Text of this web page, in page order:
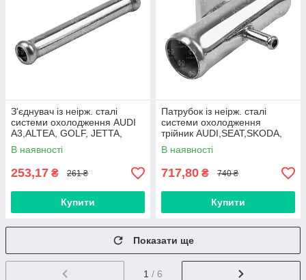
З'єднувач із неірж. сталі
системи охолодження AUDI
A3,ALTEA, GOLF, JETTA,
PASSAT, VW-1K0121447EC
HORT (BP7103)
В наявності
253,17 ₴ 261 ₴
Купити
Патрубок із неірж. сталі
системи охолодження
трійник AUDI,SEAT,SKODA,
VW-N90760601 HORT
(BP796)
В наявності
717,80 ₴ 740 ₴
Купити
Показати ще
1 / 6